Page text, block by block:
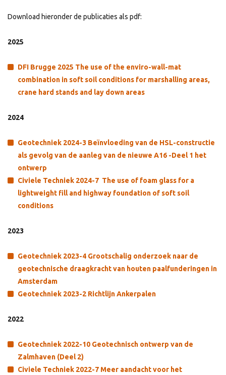
Download hieronder de publicaties als pdf:
2025
DFI Brugge 2025 The use of the enviro-wall-mat
combination in soft soil conditions for marshalling areas,
crane hard stands and lay down areas
2024
Geotechniek 2024-3 Beïnvloeding van de HSL-constructie
als gevolg van de aanleg van de nieuwe A16 -Deel 1 het
ontwerp
Civiele Techniek 2024-7 The use of foam glass for a
lightweight fill and highway foundation of soft soil
conditions
2023
Geotechniek 2023-4 Grootschalig onderzoek naar de
geotechnische draagkracht van houten paalfunderingen in
Amsterdam
Geotechniek 2023-2 Richtlijn Ankerpalen
2022
Geotechniek 2022-10 Geotechnisch ontwerp van de
Zalmhaven (Deel 2)
Civiele Techniek 2022-7 Meer aandacht voor het